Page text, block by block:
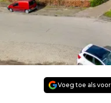
Voeg toe als